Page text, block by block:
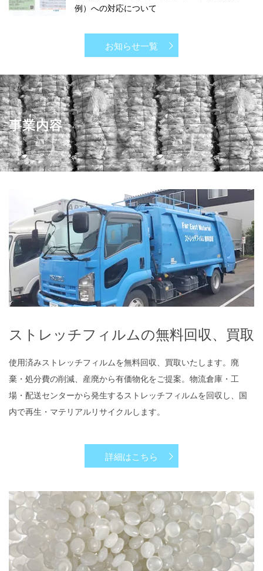
例）への対応について
お知らせ一覧
事業内容
ストレッチフィルムの無料回収、買取
ストレッチフィルムの無料回収、買取
使用済みストレッチフィルムを無料回収、買取いたします。廃
棄・処分費の削減、産廃から有価物化をご提案。物流倉庫・工
場・配送センターから発生するストレッチフィルムを回収し、国
内で再生・マテリアルリサイクルします。
詳細はこちら
​ストレッチフィルムの再生原料化、製品化